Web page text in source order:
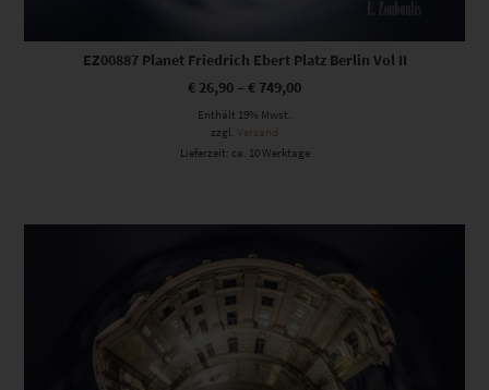
EZ00887 Planet Friedrich Ebert Platz Berlin Vol II
€ 26,90 – € 749,00
Enthält 19% Mwst.
zzgl.
Versand
Lieferzeit: ca. 10 Werktage
Dieses Produkt weist mehrere Varianten auf. Die Optionen können auf der Produktseite gewählt werden